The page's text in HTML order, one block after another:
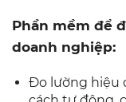
Phần mềm để
doanh nghiệp:
Đo lường hiệu